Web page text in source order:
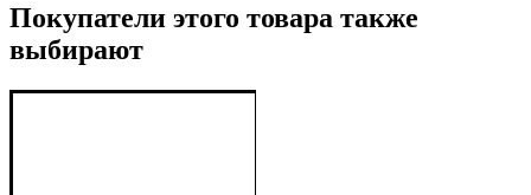
Покупатели этого товара также
выбирают